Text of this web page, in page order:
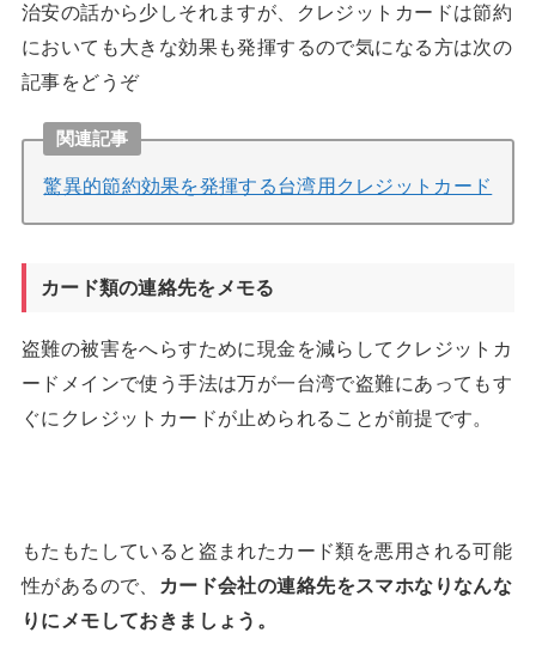
治安の話から少しそれますが、クレジットカードは節約
においても大きな効果も発揮するので気になる方は次の
記事をどうぞ
関連記事
驚異的節約効果を発揮する台湾用クレジットカード
カード類の連絡先をメモる
盗難の被害をへらすために現金を減らしてクレジットカ
ードメインで使う手法は万が一台湾で盗難にあってもす
ぐにクレジットカードが止められることが前提です。
もたもたしていると盗まれたカード類を悪用される可能
性があるので、
カード会社の連絡先をスマホなりなんな
りにメモしておきましょう。